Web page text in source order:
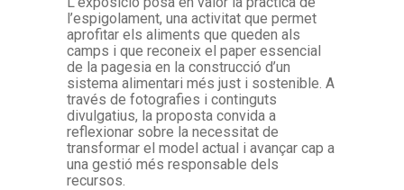
l’espigolament, una activitat que permet
aprofitar els aliments que queden als
camps i que reconeix el paper essencial
de la pagesia en la construcció d’un
sistema alimentari més just i sostenible. A
través de fotografies i continguts
divulgatius, la proposta convida a
reflexionar sobre la necessitat de
transformar el model actual i avançar cap a
una gestió més responsable dels
recursos.